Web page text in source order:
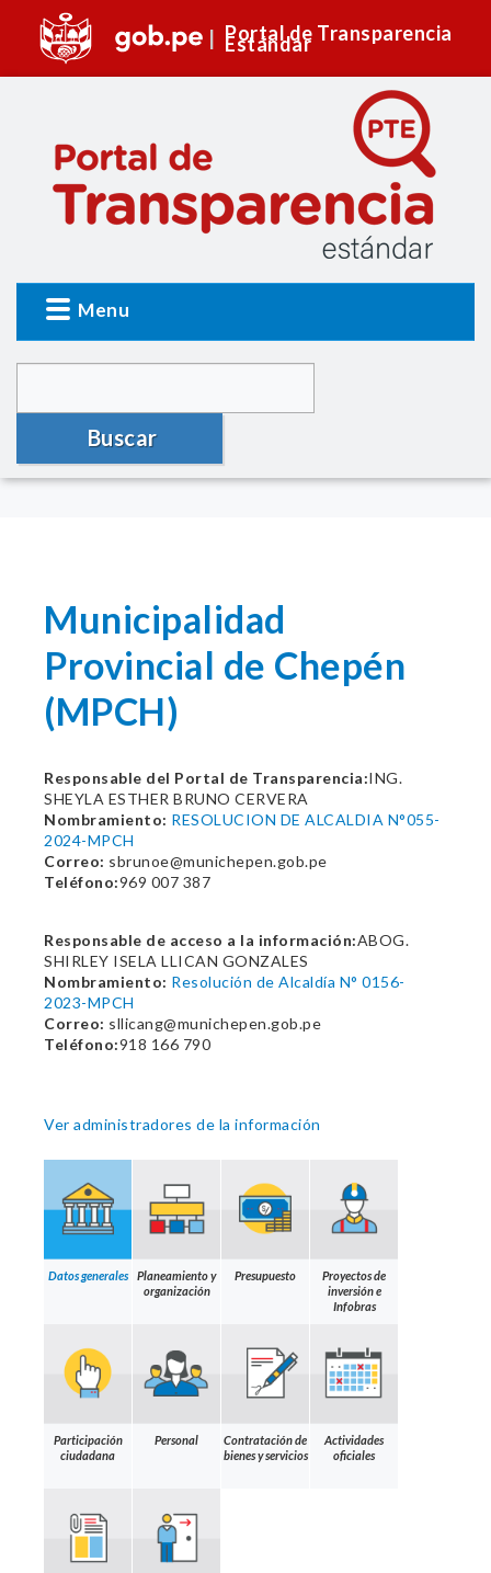
Portal de Transparencia
Estándar
Menu
Buscar
Municipalidad
Provincial de Chepén
(MPCH)
Responsable del Portal de Transparencia:ING.
SHEYLA ESTHER BRUNO CERVERA
Nombramiento: RESOLUCION DE ALCALDIA N°055-
2024-MPCH
Correo: sbrunoe@munichepen.gob.pe
Teléfono:969 007 387
Responsable de acceso a la información:ABOG.
SHIRLEY ISELA LLICAN GONZALES
Nombramiento: Resolución de Alcaldía N° 0156-
2023-MPCH
Correo: sllicang@munichepen.gob.pe
Teléfono:918 166 790
Ver administradores de la información
Datos generales
Planeamiento y
organización
Presupuesto
Proyectos de
inversión e
Infobras
Participación
ciudadana
Personal
Contratación de
bienes y servicios
Actividades
oficiales